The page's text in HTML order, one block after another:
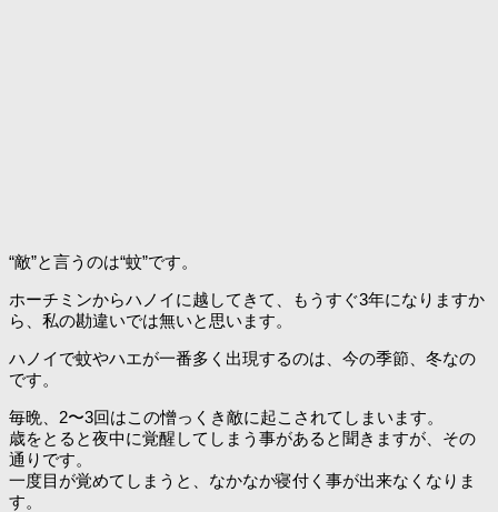
“敵”と言うのは“蚊”です。
ホーチミンからハノイに越してきて、もうすぐ3年になりますか
ら、私の勘違いでは無いと思います。
ハノイで蚊やハエが一番多く出現するのは、今の季節、冬なの
です。
毎晩、2〜3回はこの憎っくき敵に起こされてしまいます。
歳をとると夜中に覚醒してしまう事があると聞きますが、その
通りです。
一度目が覚めてしまうと、なかなか寝付く事が出来なくなりま
す。